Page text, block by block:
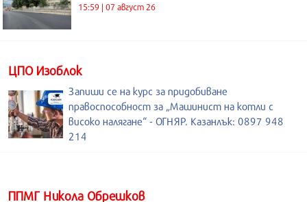
15:59 | 07 август 26
ЦПО Изоблок
Запиши се на курс за придобиване
правоспособност за „Машинист на котли с
високо налягане“ - ОГНЯР. Казанлък: 0897 948
214
ППМГ Никола Обрешков